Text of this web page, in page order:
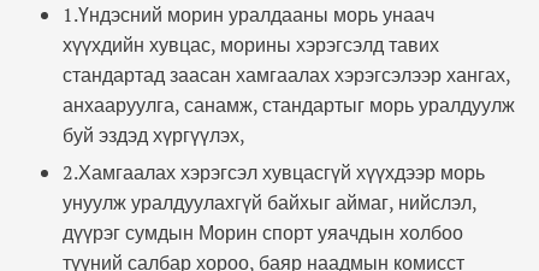
1.Үндэсний морин уралдааны морь унаач
хүүхдийн хувцас, морины хэрэгсэлд тавих
стандартад заасан хамгаалах хэрэгсэлээр хангах,
анхааруулга, санамж, стандартыг морь уралдуулж
буй эздэд хүргүүлэх,
2.Хамгаалах хэрэгсэл хувцасгүй хүүхдээр морь
унуулж уралдуулахгүй байхыг аймаг, нийслэл,
дүүрэг сумдын Морин спорт уяачдын холбоо
түүний салбар хороо, баяр наадмын комисст